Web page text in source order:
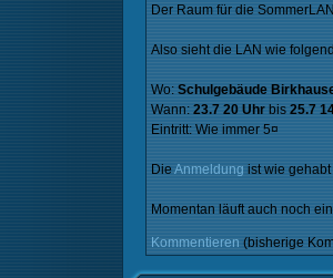
Der Raum für die
Also sieht die LAN wie
Wo: Schulgebäude
Wann: 23.7 20 Uhr bis 25.7
Eintritt: Wie immer 5¤
Die Anmeldung ist wie
Momentan läuft auch noch
Kommentieren (bisherige